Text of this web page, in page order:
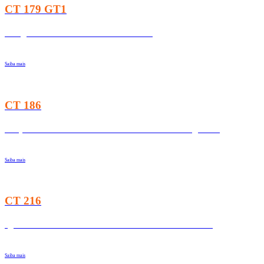
CT 179 GT1
Saiba mais
CT 186
Saiba mais
CT 216
Saiba mais